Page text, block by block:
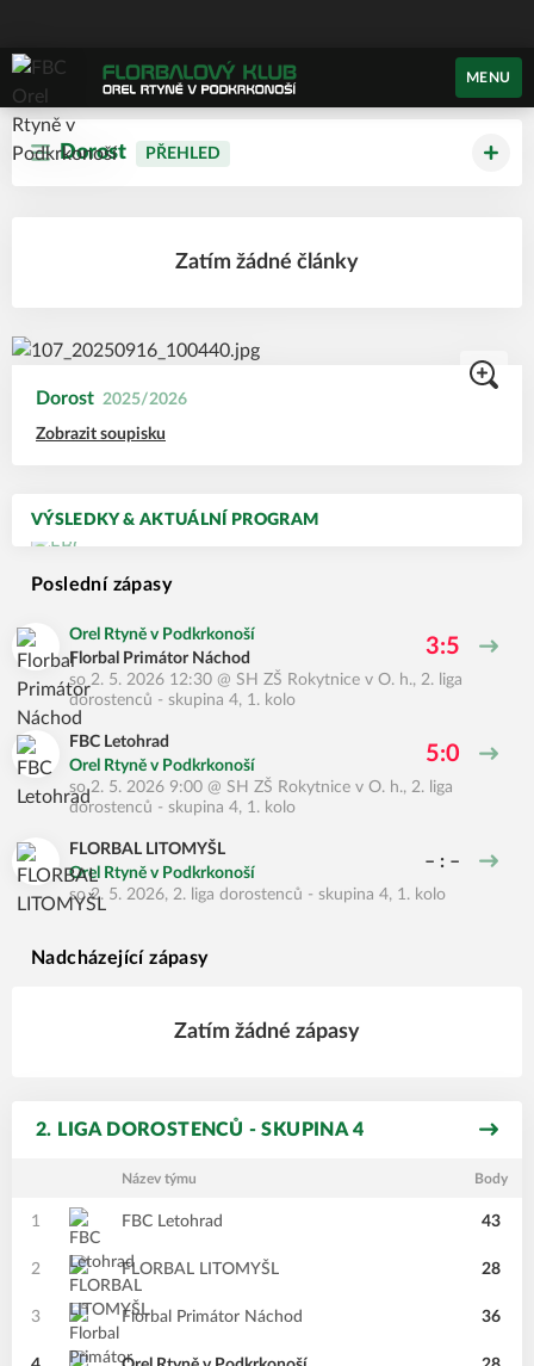
MENU
Dorost PŘEHLED
Zatím žádné články
Dorost 2025/2026
Zobrazit soupisku
VÝSLEDKY & AKTUÁLNÍ PROGRAM
Poslední zápasy
Orel Rtyně v Podkrkonoší
Florbal Primátor Náchod
3:5
so 2. 5. 2026 12:30 @ SH ZŠ Rokytnice v O. h., 2. liga
dorostenců - skupina 4, 1. kolo
FBC Letohrad
Orel Rtyně v Podkrkonoší
5:0
so 2. 5. 2026 9:00 @ SH ZŠ Rokytnice v O. h., 2. liga
dorostenců - skupina 4, 1. kolo
FLORBAL LITOMYŠL
Orel Rtyně v Podkrkonoší
– : –
so 2. 5. 2026, 2. liga dorostenců - skupina 4, 1. kolo
Nadcházející zápasy
Zatím žádné zápasy
2. LIGA DOROSTENCŮ - SKUPINA 4
Název týmu Body
1 FBC Letohrad 43
2 FLORBAL LITOMYŠL 28
3 Florbal Primátor Náchod 36